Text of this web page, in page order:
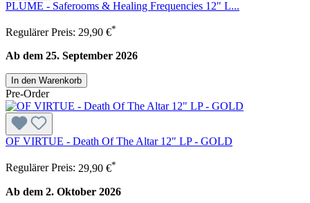
PLUME - Saferooms & Healing Frequencies 12" L...
Regulärer Preis: 29,90 €*
Ab dem 25. September 2026
In den Warenkorb
Pre-Order
OF VIRTUE - Death Of The Altar 12" LP - GOLD
Regulärer Preis: 29,90 €*
Ab dem 2. Oktober 2026